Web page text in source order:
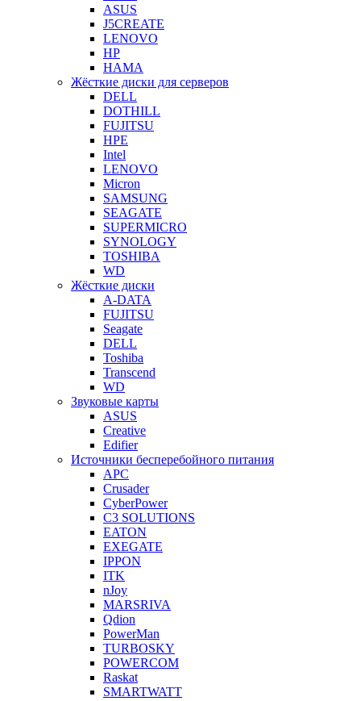
ASUS
J5CREATE
LENOVO
HP
HAMA
Жёсткие диски для серверов
DELL
DOTHILL
FUJITSU
HPE
Intel
LENOVO
Micron
SAMSUNG
SEAGATE
SUPERMICRO
SYNOLOGY
TOSHIBA
WD
Жёсткие диски
A-DATA
FUJITSU
Seagate
DELL
Toshiba
Transcend
WD
Звуковые карты
ASUS
Creative
Edifier
Источники бесперебойного питания
APC
Crusader
CyberPower
C3 SOLUTIONS
EATON
EXEGATE
IPPON
ITK
nJoy
MARSRIVA
Qdion
PowerMan
TURBOSKY
POWERCOM
Raskat
SMARTWATT